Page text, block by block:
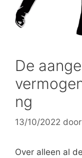
De
ng
13/10/2022 door
Over alleen al